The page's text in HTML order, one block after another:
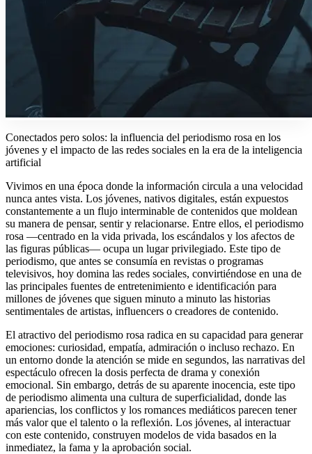
Conectados pero solos: la influencia del periodismo rosa en los
jóvenes y el impacto de las redes sociales en la era de la inteligencia
artificial
Vivimos en una época donde la información circula a una velocidad
nunca antes vista. Los jóvenes, nativos digitales, están expuestos
constantemente a un flujo interminable de contenidos que moldean
su manera de pensar, sentir y relacionarse. Entre ellos, el periodismo
rosa —centrado en la vida privada, los escándalos y los afectos de
las figuras públicas— ocupa un lugar privilegiado. Este tipo de
periodismo, que antes se consumía en revistas o programas
televisivos, hoy domina las redes sociales, convirtiéndose en una de
las principales fuentes de entretenimiento e identificación para
millones de jóvenes que siguen minuto a minuto las historias
sentimentales de artistas, influencers o creadores de contenido.
El atractivo del periodismo rosa radica en su capacidad para generar
emociones: curiosidad, empatía, admiración o incluso rechazo. En
un entorno donde la atención se mide en segundos, las narrativas del
espectáculo ofrecen la dosis perfecta de drama y conexión
emocional. Sin embargo, detrás de su aparente inocencia, este tipo
de periodismo alimenta una cultura de superficialidad, donde las
apariencias, los conflictos y los romances mediáticos parecen tener
más valor que el talento o la reflexión. Los jóvenes, al interactuar
con este contenido, construyen modelos de vida basados en la
inmediatez, la fama y la aprobación social.